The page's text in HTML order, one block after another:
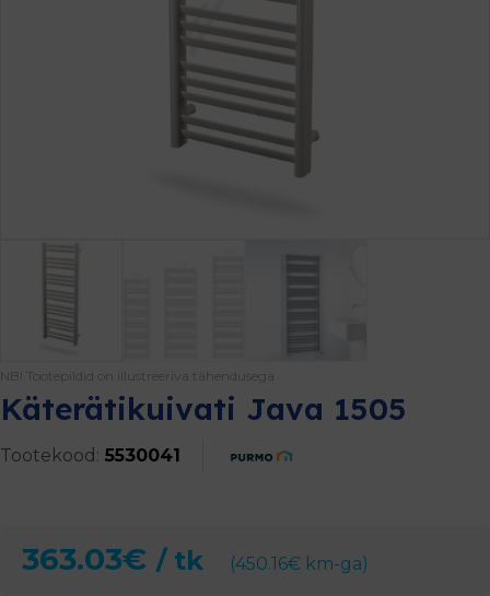
NB! Tootepildid on illustreeriva tähendusega
Käterätikuivati Java 1505
Tootekood: 5530041
363.03€ / tk (450.16€ km-ga)